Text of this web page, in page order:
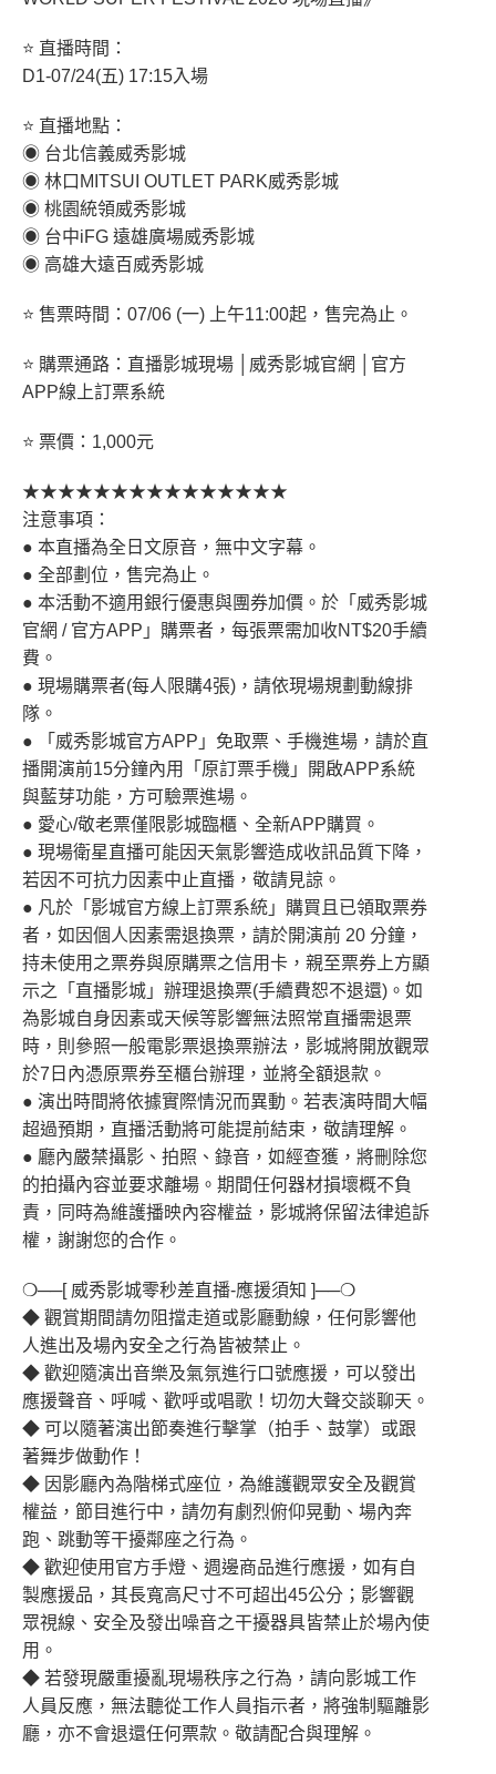
⭐ 直播時間：
D1-07/24(五) 17:15入場
⭐ 直播地點：
◉ 台北信義威秀影城
◉ 林口MITSUI OUTLET PARK威秀影城
◉ 桃園統領威秀影城
◉ 台中iFG 遠雄廣場威秀影城
◉ 高雄大遠百威秀影城
⭐ 售票時間：07/06 (一) 上午11:00起，售完為止。
⭐ 購票通路：直播影城現場 │威秀影城官網 │官方
APP線上訂票系統
⭐ 票價：1,000元
★★★★★★★★★★★★★★★
注意事項：
● 本直播為全日文原音，無中文字幕。
● 全部劃位，售完為止。
● 本活動不適用銀行優惠與團券加價。於「威秀影城
官網 / 官方APP」購票者，每張票需加收NT$20手續
費。
● 現場購票者(每人限購4張)，請依現場規劃動線排
隊。
● 「威秀影城官方APP」免取票、手機進場，請於直
播開演前15分鐘內用「原訂票手機」開啟APP系統
與藍芽功能，方可驗票進場。
● 愛心/敬老票僅限影城臨櫃、全新APP購買。
● 現場衛星直播可能因天氣影響造成收訊品質下降，
若因不可抗力因素中止直播，敬請見諒。
● 凡於「影城官方線上訂票系統」購買且已領取票券
者，如因個人因素需退換票，請於開演前 20 分鐘，
持未使用之票券與原購票之信用卡，親至票券上方顯
示之「直播影城」辦理退換票(手續費恕不退還)。如
為影城自身因素或天候等影響無法照常直播需退票
時，則參照一般電影票退換票辦法，影城將開放觀眾
於7日內憑原票券至櫃台辦理，並將全額退款。
● 演出時間將依據實際情況而異動。若表演時間大幅
超過預期，直播活動將可能提前結束，敬請理解。
● 廳內嚴禁攝影、拍照、錄音，如經查獲，將刪除您
的拍攝內容並要求離場。期間任何器材損壞概不負
責，同時為維護播映內容權益，影城將保留法律追訴
權，謝謝您的合作。
❍──[ 威秀影城零秒差直播-應援須知 ]──❍
◆ 觀賞期間請勿阻擋走道或影廳動線，任何影響他
人進出及場內安全之行為皆被禁止。
◆ 歡迎隨演出音樂及氣氛進行口號應援，可以發出
應援聲音、呼喊、歡呼或唱歌！切勿大聲交談聊天。
◆ 可以隨著演出節奏進行擊掌（拍手、鼓掌）或跟
著舞步做動作！
◆ 因影廳內為階梯式座位，為維護觀眾安全及觀賞
權益，節目進行中，請勿有劇烈俯仰晃動、場內奔
跑、跳動等干擾鄰座之行為。
◆ 歡迎使用官方手燈、週邊商品進行應援，如有自
製應援品，其長寬高尺寸不可超出45公分；影響觀
眾視線、安全及發出噪音之干擾器具皆禁止於場內使
用。
◆ 若發現嚴重擾亂現場秩序之行為，請向影城工作
人員反應，無法聽從工作人員指示者，將強制驅離影
廳，亦不會退還任何票款。敬請配合與理解。